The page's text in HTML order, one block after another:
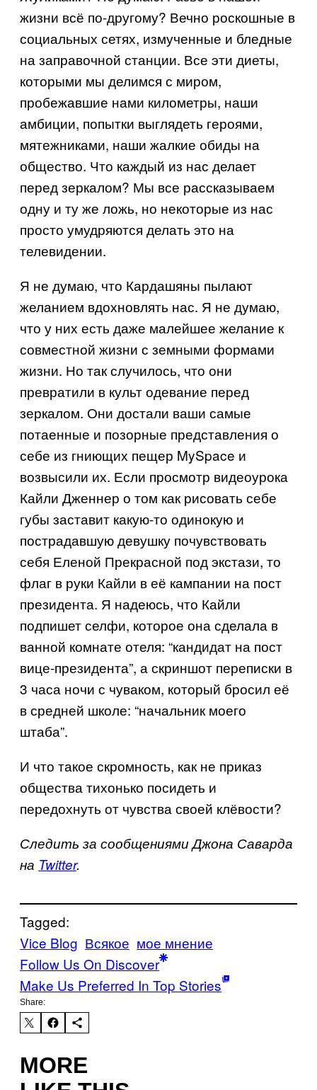
жизни всё по-другому? Вечно роскошные в
социальных сетях, измученные и бледные
на заправочной станции. Все эти диеты,
которыми мы делимся с миром,
пробежавшие нами километры, наши
амбиции, попытки выглядеть героями,
мятежниками, наши жалкие обиды на
общество. Что каждый из нас делает
перед зеркалом? Мы все рассказываем
одну и ту же ложь, но некоторые из нас
просто умудряются делать это на
телевидении.
Я не думаю, что Кардашяны пылают
желанием вдохновлять нас. Я не думаю,
что у них есть даже малейшее желание к
совместной жизни с земными формами
жизни. Но так случилось, что они
превратили в культ одевание перед
зеркалом. Они достали ваши самые
потаенные и позорные представления о
себе из гниющих пещер MySpace и
возвысили их. Если просмотр видеоурока
Кайли Дженнер о том как рисовать себе
губы заставит какую-то одинокую и
пострадавшую девушку почувствовать
себя Еленой Прекрасной под экстази, то
флаг в руки Кайли в её кампании на пост
президента. Я надеюсь, что Кайли
подпишет селфи, которое она сделала в
ванной комнате отеля: “кандидат на пост
вице-президента”, а скриншот переписки в
3 часа ночи с чуваком, который бросил её
в средней школе: “начальник моего
штаба”.
И что такое скромность, как не приказ
общества тихонько посидеть и
передохнуть от чувства своей клёвости?
Следить за сообщениями Джона Саварда
на Twitter.
Tagged:
Vice Blog Всякое мое мнение
Follow Us On Discover
Make Us Preferred In Top Stories
Share:
MORE